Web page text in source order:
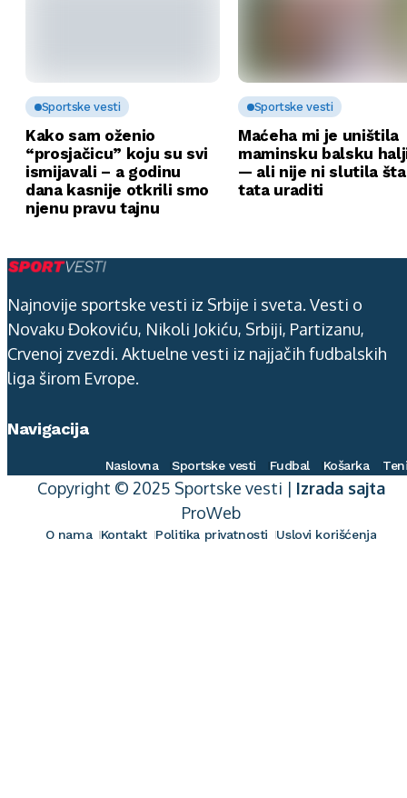
Sportske vesti
Kako sam oženio
“prosjačicu” koju su svi
ismijavali – a godinu
dana kasnije otkrili smo
njenu pravu tajnu
Sportske vesti
Maćeha mi je uništila
maminsku balsku
— ali nije ni slutila
tata uraditi
Najnovije sportske vesti iz Srbije i sveta. Vesti o
Novaku Đokoviću, Nikoli Jokiću, Srbiji, Partizanu,
Crvenoj zvezdi. Aktuelne vesti iz najjačih fudbalskih
liga širom Evrope.
Navigacija
Naslovna Sportske vesti Fudbal Košarka
Copyright © 2025 Sportske vesti | Izrada sajta
ProWeb
O nama Kontakt Politika privatnosti Uslovi korišćenja